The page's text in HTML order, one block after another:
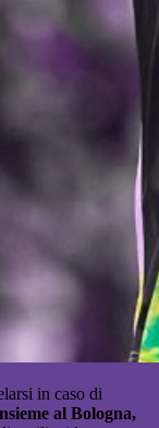
in caso di
al Bologna,